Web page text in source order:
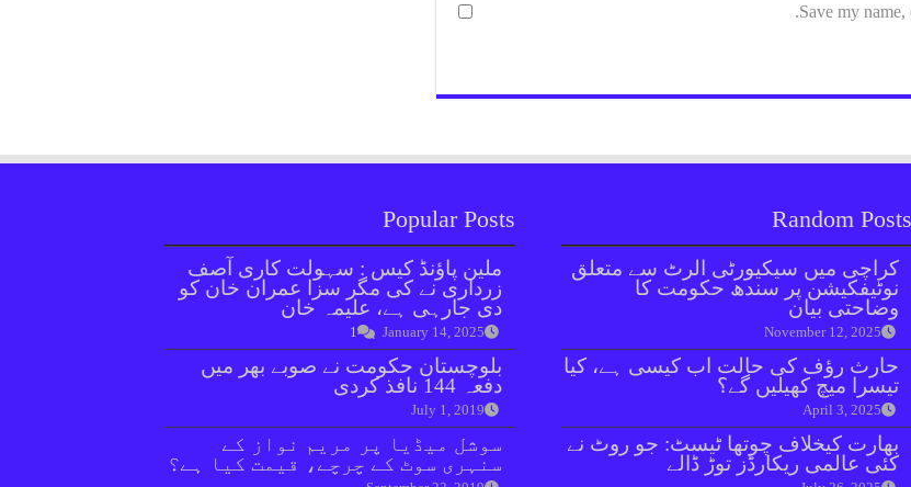
Save my
Popular Posts
ملین پاؤنڈ کیس : سہولت کاری آصف
زرداری نے کی مگر سزا عمران خان کو
دی جارہی ہے، علیمہ خان
January 14, 2025
1
بلوچستان حکومت نے صوبے بھر میں
دفعہ 144 نافذ کردی
July 1, 2019
سوشل میڈیا پر مریم نواز کے
سنہری سوٹ کے چرچے، قیمت کیا ہے؟
Random Posts
کراچی میں سیکیورٹی الرٹ سے متعلق
نوٹیفکیشن پر سندھ حکومت کا
وضاحتی بیان
November 12, 2025
حارث رؤف کی حالت اب کیسی ہے، کیا
تیسرا میچ کھیلیں گے؟
April 3, 2025
بھارت کیخلاف چوتھا ٹیسٹ: جو روٹ نے
کئی عالمی ریکارڈز توڑ ڈالے